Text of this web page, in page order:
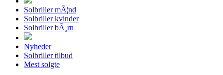
Solbriller mÃ¦nd
Solbriller kvinder
Solbriller bÃ¸rn
Nyheder
Solbriller tilbud
Mest solgte